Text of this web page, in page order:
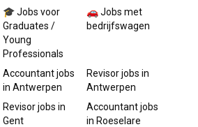
🎓 Jobs voor
Graduates /
Young
Professionals
🚗 Jobs met
bedrijfswagen
Accountantjobs
in Antwerpen
Revisorjobs in
Antwerpen
Revisorjobs in
Gent
Accountantjobs
in Roeselare